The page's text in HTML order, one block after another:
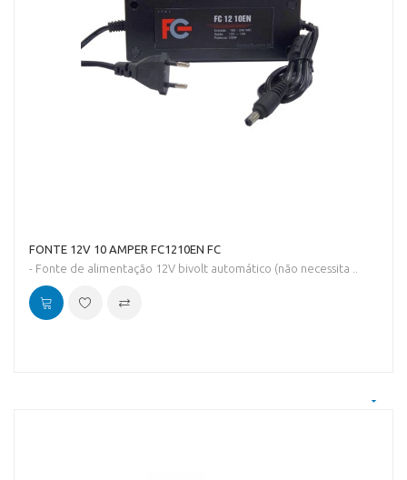
FONTE 12V 10 AMPER FC1210EN FC
- Fonte de alimentação 12V bivolt automático (não necessita ..